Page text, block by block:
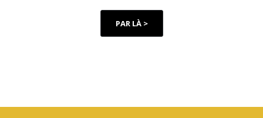
PAR LÀ >